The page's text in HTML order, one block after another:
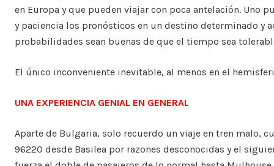
en Europa y que pueden viajar con poca antelación. Uno
y paciencia los pronósticos en un destino determinado y
probabilidades sean buenas de que el tiempo sea
El único inconveniente inevitable, al menos en el
UNA EXPERIENCIA GENIAL EN GENERAL
Aparte de Bulgaria, solo recuerdo un viaje en tren malo,
96220 desde Basilea por razones desconocidas y el